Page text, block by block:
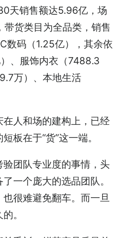
天销售额达5.96亿，场
货类目为全品类，销售
数码（1.25亿），其余依
、服饰内衣（7488.3
万）、本地生活
人和场的建构上，已经
板在于“货”这一端。
团队专业度的事情，头
一个庞大的选品团队。
很难避免翻车。而一旦
。